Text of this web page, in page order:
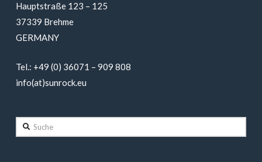
Hauptstraße 123 – 125
37339 Brehme
GERMANY
Tel.: +49 (0) 36071 – 909 808
info(at)sunrock.eu
Suche